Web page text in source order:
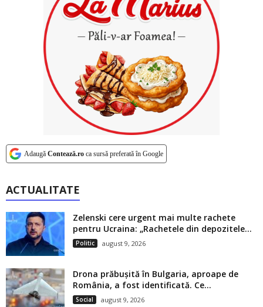
Adaugă Contează.ro ca sursă preferată în Google
ACTUALITATE
Zelenski cere urgent mai multe rachete
pentru Ucraina: „Rachetele din depozitele...
Politic august 9, 2026
Drona prăbușită în Bulgaria, aproape de
România, a fost identificată. Ce...
Social august 9, 2026